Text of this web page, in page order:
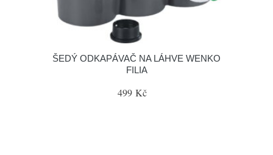
ŠEDÝ ODKAPÁVAČ NA LÁHVE WENKO
FILIA
499 Kč